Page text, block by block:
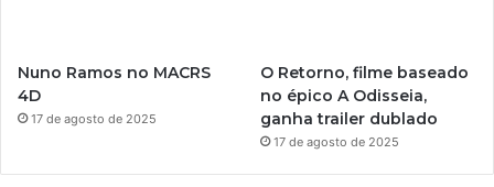
Nuno Ramos no MACRS
4D
17 de agosto de 2025
O Retorno, filme baseado
no épico A Odisseia,
ganha trailer dublado
17 de agosto de 2025